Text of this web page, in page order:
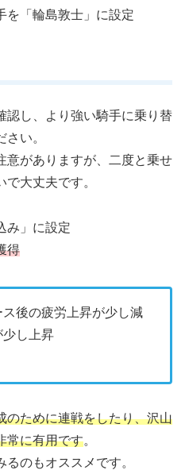
を「輪島敦士」に設定
認し、より強い騎手に乗り替
い。
意がありますが、二度と乗せ
大丈夫です。
み」に設定
得
後の疲労上昇が少し減
少し上昇
のために連戦をしたり、沢山
常に有用です。
のもオススメです。